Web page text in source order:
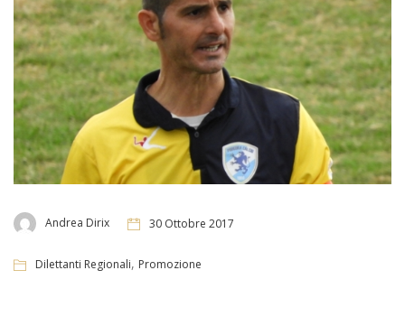
Andrea Dirix 30 Ottobre 2017
Dilettanti Regionali, Promozione